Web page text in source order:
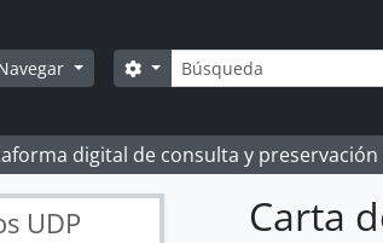
Búsqueda
Search options
digital de consulta y
UDP Carta